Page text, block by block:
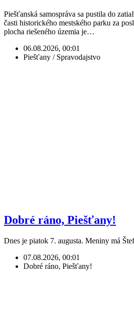
Piešťanská samospráva sa pustila do
časti historického mestského parku za
plocha riešeného územia je…
06.08.2026, 00:01
Piešťany / Spravodajstvo
Dobré ráno, Piešťany!
Dnes je piatok 7. augusta. Meniny má
07.08.2026, 00:01
Dobré ráno, Piešťany!